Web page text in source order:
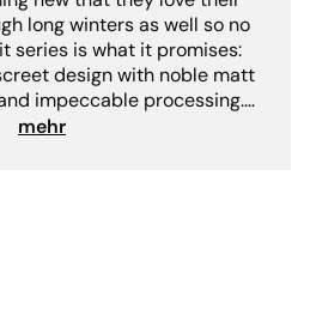
long winters as well so no
series is what it promises:
design with noble matt
impeccable processing.
pleasantly dynamic
often only able to deliver
mehr